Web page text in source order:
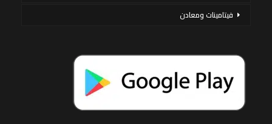
فيتامينات ومعادن